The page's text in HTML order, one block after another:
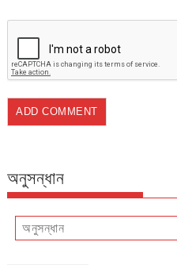
অনুসন্ধান